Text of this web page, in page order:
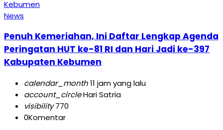
News
Penuh Kemeriahan, Ini Daftar Lengkap Agenda
Peringatan HUT ke-81 RI dan Hari Jadi ke-397
Kabupaten Kebumen
calendar_month11 jam yang lalu
account_circleHari Satria
visibility770
0Komentar